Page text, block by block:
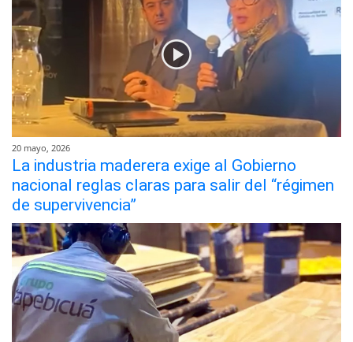
20 mayo, 2026
La industria maderera exige al Gobierno
nacional reglas claras para salir del “régimen
de supervivencia”